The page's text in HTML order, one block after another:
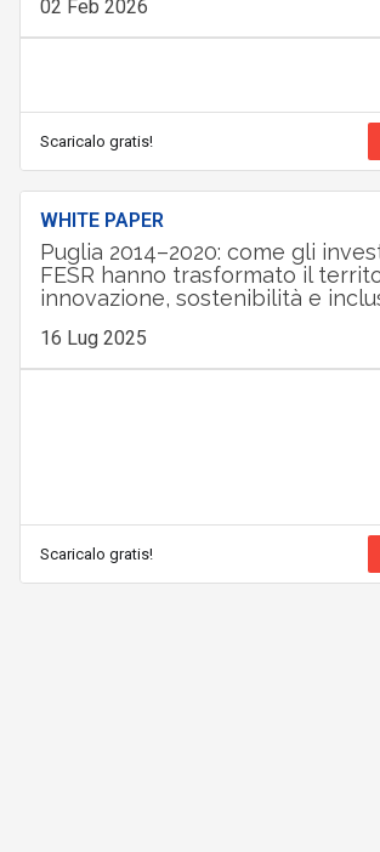
02 Feb 2026
Scaricalo gratis!
WHITE PAPER
Puglia 2014–2020: come gli
FESR hanno trasformato il
innovazione, sostenibilità e
16 Lug 2025
Scaricalo gratis!